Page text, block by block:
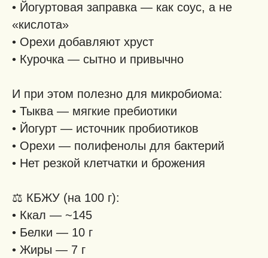
• Йогуртовая заправка — как соус, а не
«кислота»
• Орехи добавляют хруст
• Курочка — сытно и привычно
И при этом полезно для микробиома:
• Тыква — мягкие пребиотики
• Йогурт — источник пробиотиков
• Орехи — полифенолы для бактерий
• Нет резкой клетчатки и брожения
⚖️ КБЖУ (на 100 г):
• Ккал — ~145
• Белки — 10 г
• Жиры — 7 г